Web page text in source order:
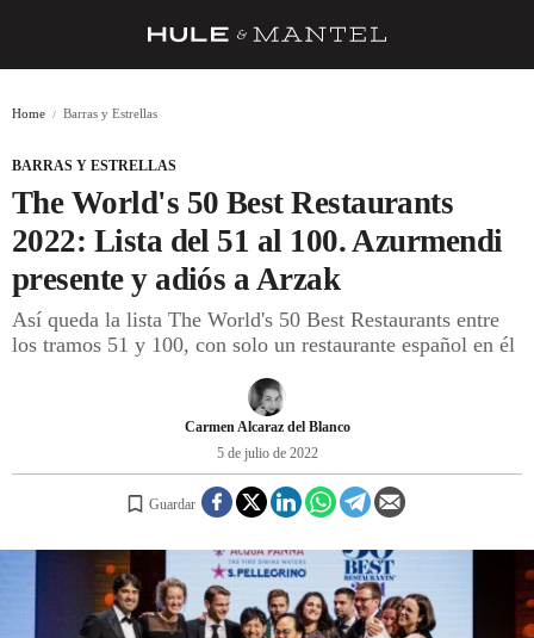
BARRAS Y ESTRELLAS
DÓNDE COMER
ÍDOLOS DE MESAS
REGISTRO
Home Barras y Estrellas
BARRAS Y ESTRELLAS
The World's 50 Best Restaurants
2022: Lista del 51 al 100. Azurmendi
presente y adiós a Arzak
Así queda la lista The World's 50 Best Restaurants entre
los tramos 51 y 100, con solo un restaurante español en él
Carmen Alcaraz del Blanco
5 de julio de 2022
Guardar